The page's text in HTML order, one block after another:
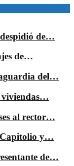
despidió de…
de…
del…
viviendas…
al rector…
Capitolio y…
de…